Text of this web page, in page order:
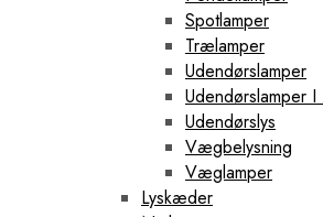
Spotlamper
Trælamper
Udendørslamper
Udendørslamper
Udendørslys
Vægbelysning
Væglamper
Lyskæder